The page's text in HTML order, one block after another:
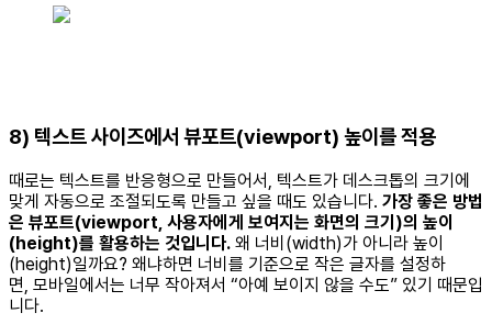
8) 텍스트 사이즈에서 뷰포트(viewport) 높이를 적용
때로는 텍스트를 반응형으로 만들어서, 텍스트가 데스크톱의 크기에
맞게 자동으로 조절되도록 만들고 싶을 때도 있습니다. 가장 좋은 방법
은 뷰포트(viewport, 사용자에게 보여지는 화면의 크기)의 높이
(height)를 활용하는 것입니다. 왜 너비(width)가 아니라 높이
(height)일까요? 왜냐하면 너비를 기준으로 작은 글자를 설정하
면, 모바일에서는 너무 작아져서 “아예 보이지 않을 수도” 있기 때문입
니다.